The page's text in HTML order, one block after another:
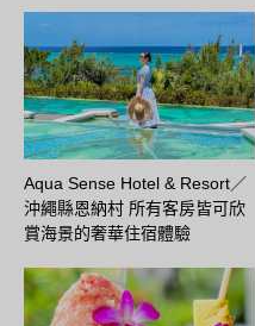
Aqua Sense Hotel & Resort／
沖繩縣恩納村 所有客房皆可欣
賞海景的奢華住宿體驗